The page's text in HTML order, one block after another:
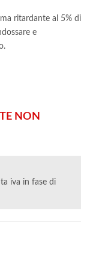
ritardante al 5% di
e
NON
iva in fase di